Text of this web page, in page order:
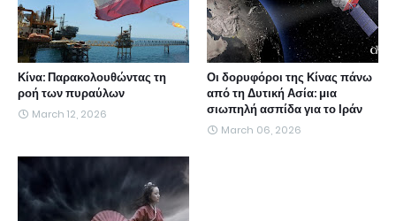
Κίνα: Παρακολουθώντας τη
ροή των πυραύλων
March 12, 2026
Οι δορυφόροι της Κίνας πάνω
από τη Δυτική Ασία: μια
σιωπηλή ασπίδα για το Ιράν
March 06, 2026